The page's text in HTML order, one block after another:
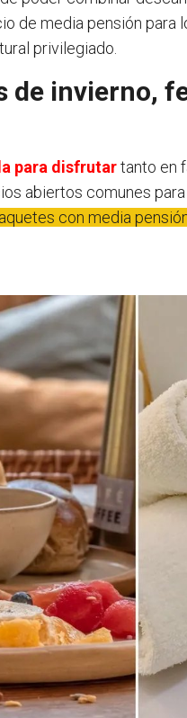
de media pensión para
privilegiado.
de invierno,
para disfrutartanto en
abiertos comunes
con media